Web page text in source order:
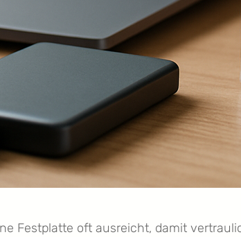
Festplatte oft ausreicht, damit